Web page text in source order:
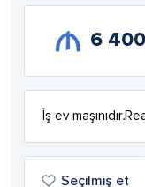
6 400
İş ev
Seçilmiş et